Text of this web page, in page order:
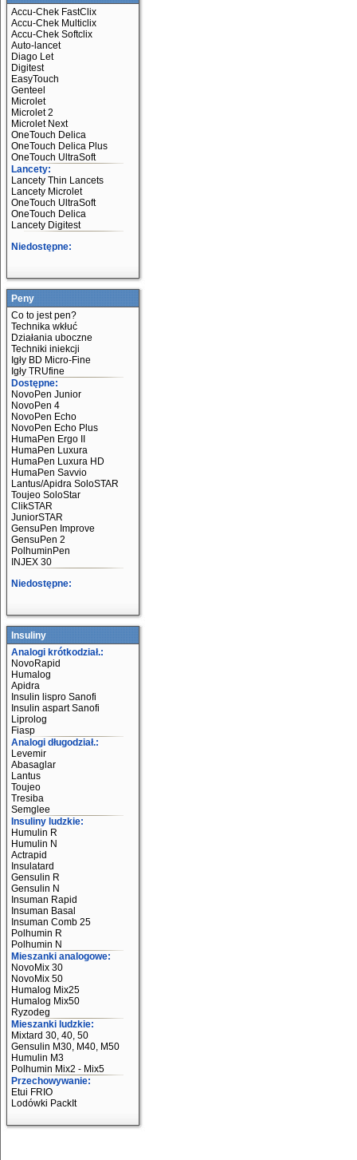
Accu-Chek FastClix
Accu-Chek Multiclix
Accu-Chek Softclix
Auto-lancet
Diago Let
Digitest
EasyTouch
Genteel
Microlet
Microlet 2
Microlet Next
OneTouch Delica
OneTouch Delica Plus
OneTouch UltraSoft
Lancety:
Lancety Thin Lancets
Lancety Microlet
OneTouch UltraSoft
OneTouch Delica
Lancety Digitest
Niedostępne:
Peny
Co to jest pen?
Technika wkłuć
Działania uboczne
Techniki iniekcji
Igły BD Micro-Fine
Igły TRUfine
Dostępne:
NovoPen Junior
NovoPen 4
NovoPen Echo
NovoPen Echo Plus
HumaPen Ergo II
HumaPen Luxura
HumaPen Luxura HD
HumaPen Savvio
Lantus/Apidra SoloSTAR
Toujeo SoloStar
ClikSTAR
JuniorSTAR
GensuPen Improve
GensuPen 2
PolhuminPen
INJEX 30
Niedostępne:
Insuliny
Analogi krótkodział.:
NovoRapid
Humalog
Apidra
Insulin lispro Sanofi
Insulin aspart Sanofi
Liprolog
Fiasp
Analogi długodział.:
Levemir
Abasaglar
Lantus
Toujeo
Tresiba
Semglee
Insuliny ludzkie:
Humulin R
Humulin N
Actrapid
Insulatard
Gensulin R
Gensulin N
Insuman Rapid
Insuman Basal
Insuman Comb 25
Polhumin R
Polhumin N
Mieszanki analogowe:
NovoMix 30
NovoMix 50
Humalog Mix25
Humalog Mix50
Ryzodeg
Mieszanki ludzkie:
Mixtard 30, 40, 50
Gensulin M30, M40, M50
Humulin M3
Polhumin Mix2 - Mix5
Przechowywanie:
Etui FRIO
Lodówki PackIt